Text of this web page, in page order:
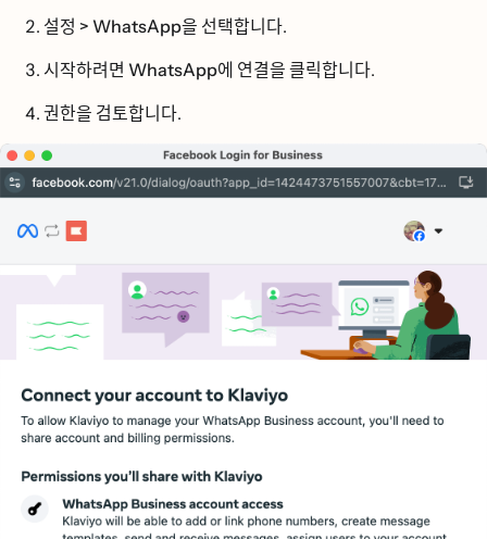
설정 > WhatsApp을 선택합니다.
시작하려면 WhatsApp에 연결을 클릭합니다.
권한을 검토합니다.